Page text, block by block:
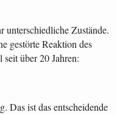
unterschiedliche Zustände.
gestörte Reaktion des
über 20 Jahren:
Das ist das entscheidende